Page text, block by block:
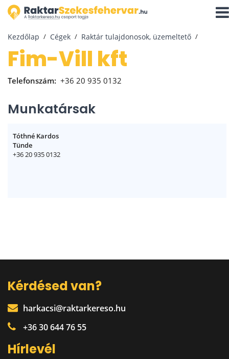
Kezdőlap Cégek Raktár tulajdonosok, üzemeltető
Fim-Vill kft
Telefonszám: +36 20 935 0132
Munkatársak
Tóthné Kardos
Tünde
+36 20 935 0132
Kérdésed van?
harkacsi@raktarkereso.hu
+36 30 644 76 55
Hírlevél